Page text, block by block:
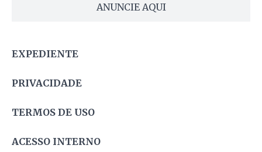
ANUNCIE AQUI
EXPEDIENTE
PRIVACIDADE
TERMOS DE USO
ACESSO INTERNO